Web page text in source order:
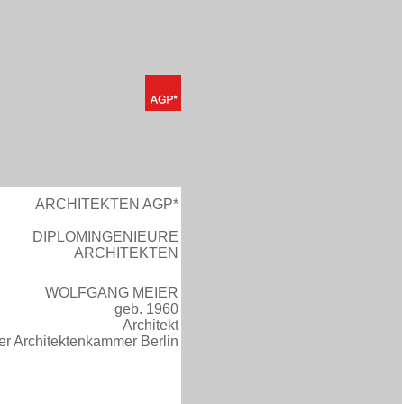
ARCHITEKTEN AGP*
DIPLOMINGENIEURE
ARCHITEKTEN
WOLFGANG MEIER
geb. 1960
Architekt
Architektenkammer Berlin